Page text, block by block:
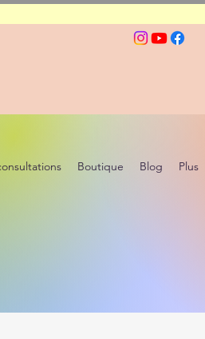
Boutique Blog Plus